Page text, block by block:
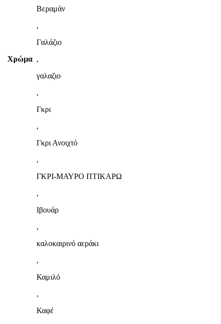
Χρώμα
Βεραμάν
,
Γαλάζιο
,
γαλαζιο
,
Γκρι
,
Γκρι Ανοιχτό
,
ΓΚΡΙ-ΜΑΥΡΟ ΠΤΙΚΑΡΩ
,
Ιβουάρ
,
καλοκαιρινό αεράκι
,
Καμιλό
,
Καφέ